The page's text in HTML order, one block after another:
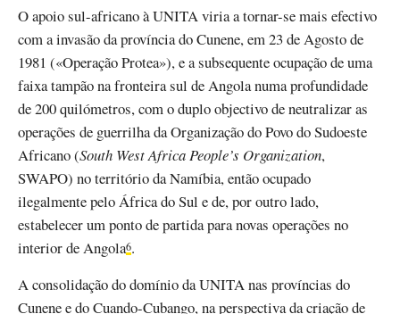
O apoio sul-africano à UNITA viria a tornar-se mais efectivo
com a invasão da província do Cunene, em 23 de Agosto de
1981 («Operação Protea»), e a subsequente ocupação de uma
faixa tampão na fronteira sul de Angola numa profundidade
de 200 quilómetros, com o duplo objectivo de neutralizar as
operações de guerrilha da Organização do Povo do Sudoeste
Africano (South West Africa People’s Organization,
SWAPO) no território da Namíbia, então ocupado
ilegalmente pelo África do Sul e de, por outro lado,
estabelecer um ponto de partida para novas operações no
interior de Angola6.
A consolidação do domínio da UNITA nas províncias do
Cunene e do Cuando-Cubango, na perspectiva da criação de